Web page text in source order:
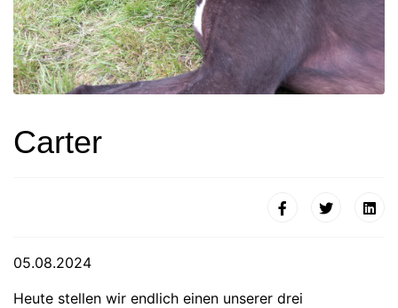
Carter
05.08.2024
Heute stellen wir endlich einen unserer drei